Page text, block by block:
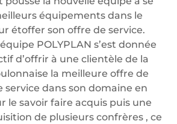
équipements dans le
étoffer son offre de service.
POLYPLAN s’est donnée
d’offrir à une clientèle de la
la meilleure offre de
service dans son domaine en
le savoir faire acquis puis une
de plusieurs confrères , ce